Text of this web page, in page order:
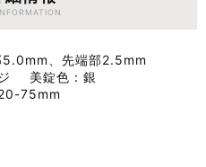
5.0mm、先端部2.5mm
美錠色
銀
75mm